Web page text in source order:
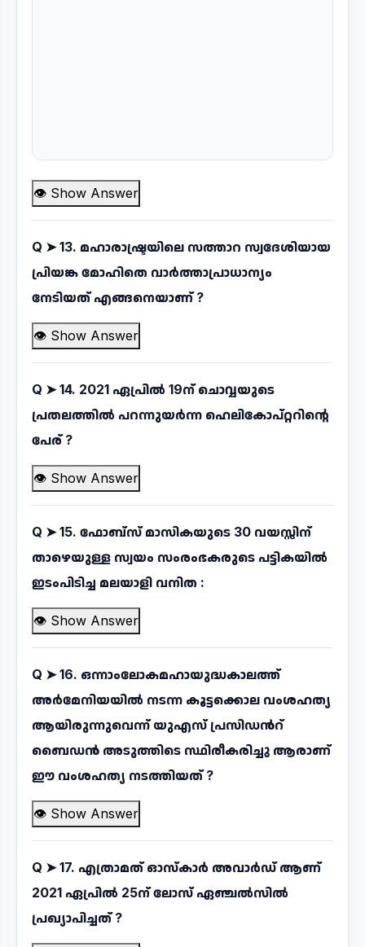
👁 Show Answer
Q ➤13. മഹാരാഷ്ട്രയിലെ സത്താറ സ്വദേശിയായ
പ്രിയങ്ക മോഹിതെ വാർത്താപ്രാധാന്യം
നേടിയത് എങ്ങനെയാണ് ?
👁 Show Answer
Q ➤14. 2021 ഏപ്രിൽ 19ന് ചൊവ്വയുടെ
പ്രതലത്തിൽ പറന്നുയർന്ന ഹെലികോപ്റ്ററിന്റെ
പേര് ?
👁 Show Answer
Q ➤15. ഫോബ്സ് മാസികയുടെ 30 വയസ്സിന്
താഴെയുള്ള സ്വയം സംരംഭകരുടെ പട്ടികയിൽ
ഇടംപിടിച്ച മലയാളി വനിത :
👁 Show Answer
Q ➤16. ഒന്നാംലോകമഹായുദ്ധകാലത്ത്
അർമേനിയയിൽ നടന്ന കൂട്ടക്കൊല വംശഹത്യ
ആയിരുന്നുവെന്ന് യുഎസ് പ്രസിഡൻറ്
ബൈഡൻ അടുത്തിടെ സ്ഥിരീകരിച്ചു ആരാണ്
ഈ വംശഹത്യ നടത്തിയത് ?
👁 Show Answer
Q ➤17. എത്രാമത് ഓസ്കാർ അവാർഡ് ആണ്
2021 ഏപ്രിൽ 25ന് ലോസ് ഏഞ്ചൽസിൽ
പ്രഖ്യാപിച്ചത് ?